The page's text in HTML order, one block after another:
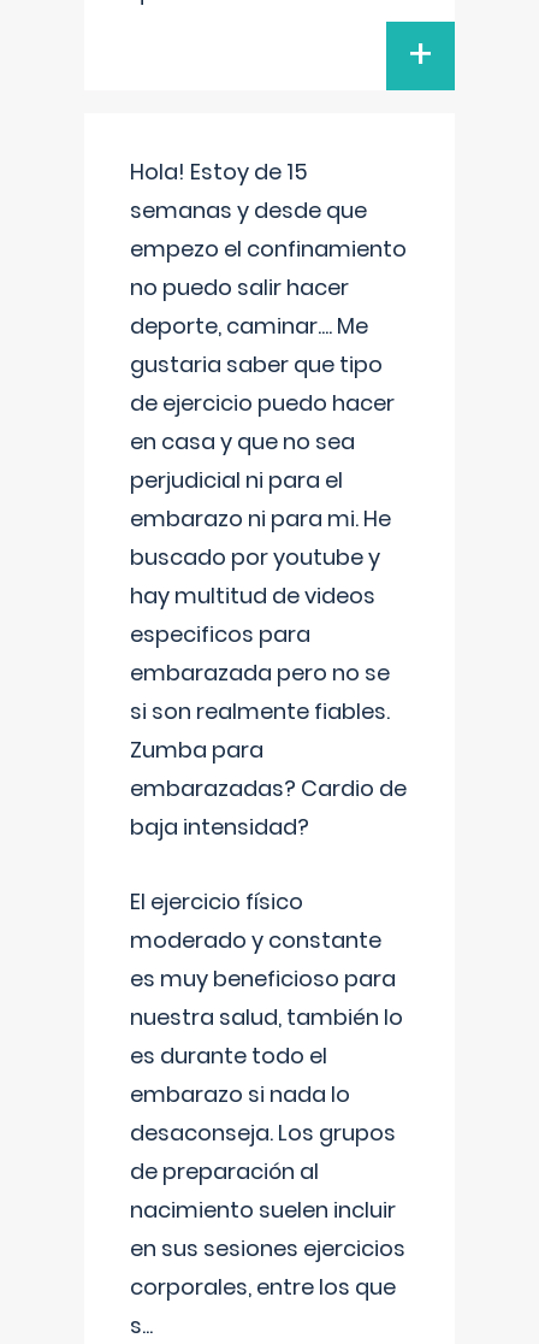
+
Hola! Estoy de 15
semanas y desde que
empezo el confinamiento
no puedo salir hacer
deporte, caminar.... Me
gustaria saber que tipo
de ejercicio puedo hacer
en casa y que no sea
perjudicial ni para el
embarazo ni para mi. He
buscado por youtube y
hay multitud de videos
especificos para
embarazada pero no se
si son realmente fiables.
Zumba para
embarazadas? Cardio de
baja intensidad?
El ejercicio físico
moderado y constante
es muy beneficioso para
nuestra salud, también lo
es durante todo el
embarazo si nada lo
desaconseja. Los grupos
de preparación al
nacimiento suelen incluir
en sus sesiones ejercicios
corporales, entre los que
s...